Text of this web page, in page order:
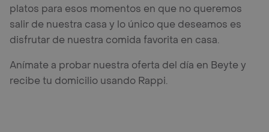
platos para esos momentos en que no queremos
salir de nuestra casa y lo único que deseamos es
disfrutar de nuestra comida favorita en casa.
Anímate a probar nuestra oferta del día en Beyte y
recibe tu domicilio usando Rappi.